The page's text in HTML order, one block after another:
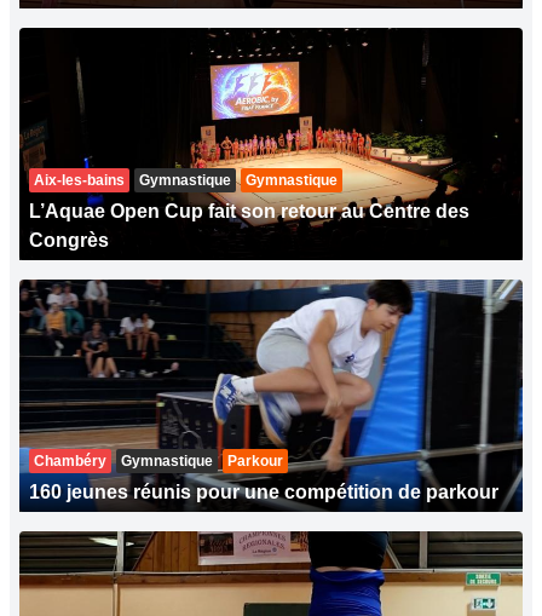
Aix-les-bains Gymnastique Gymnastique
L’Aquae Open Cup fait son retour au Centre des
Congrès
Chambéry Gymnastique Parkour
160 jeunes réunis pour une compétition de parkour